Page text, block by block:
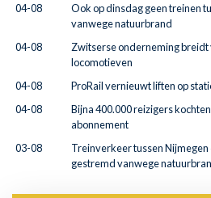
04-08
Ook op dinsdag geen treinen
vanwege natuurbrand
04-08
Zwitserse onderneming breidt
locomotieven
04-08
ProRail vernieuwt liften op
04-08
Bijna 400.000 reizigers
abonnement
03-08
Treinverkeer tussen
gestremd vanwege